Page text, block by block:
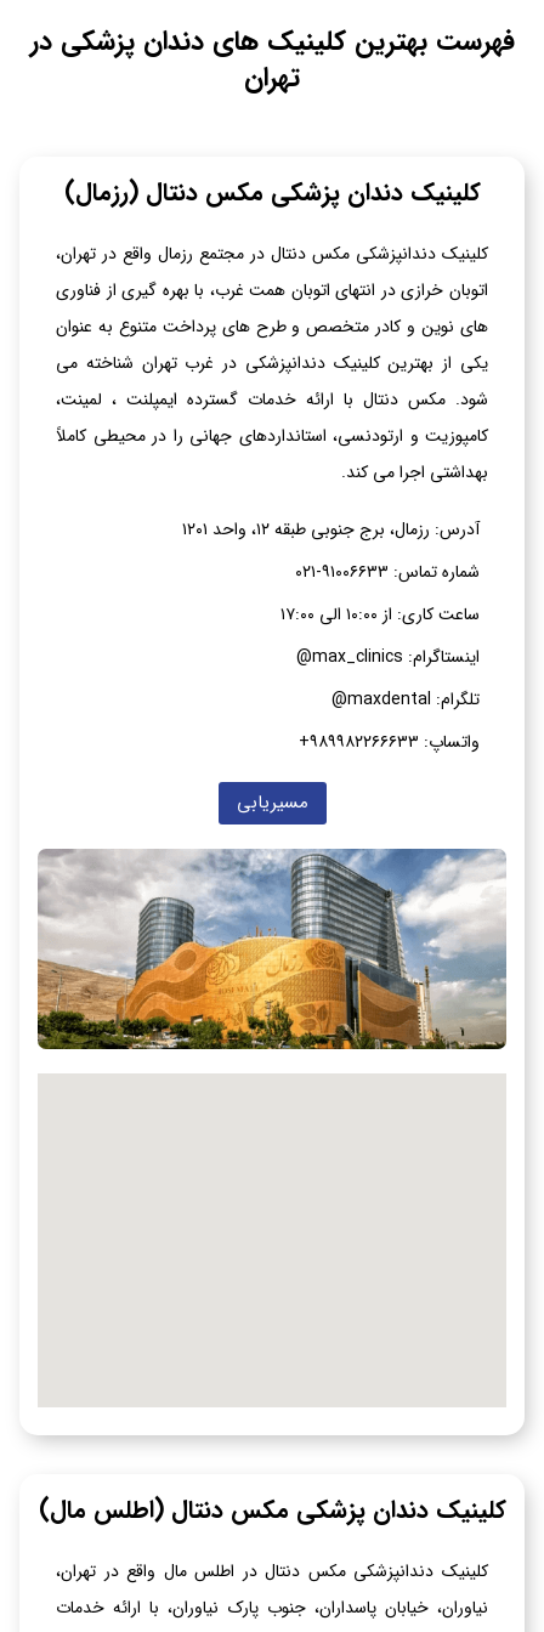
فهرست بهترین کلینیک های دندان پزشکی در
تهران
کلینیک دندان پزشکی مکس دنتال (رزمال)
کلینیک دندانپزشکی مکس دنتال در مجتمع رزمال واقع در تهران،
اتوبان خرازی در انتهای اتوبان همت غرب، با بهره گیری از فناوری
های نوین و کادر متخصص و طرح های پرداخت متنوع به عنوان
یکی از بهترین کلینیک دندانپزشکی در غرب تهران شناخته می
شود. مکس دنتال با ارائه خدمات گسترده ایمپلنت ، لمینت،
کامپوزیت و ارتودنسی، استانداردهای جهانی را در محیطی کاملاً
بهداشتی اجرا می کند.
آدرس: رزمال، برج جنوبی طبقه ۱۲، واحد ۱۲۰۱
شماره تماس: ۹۱۰۰۶۶۳۳-۰۲۱
ساعت کاری: از ۱۰:۰۰ الی ۱۷:۰۰
اینستاگرام: max_clinics@
تلگرام: maxdental@
واتساپ: ۹۸۹۹۸۲۲۶۶۶۳۳+
مسیریابی
کلینیک دندان پزشکی مکس دنتال (اطلس مال)
کلینیک دندانپزشکی مکس دنتال در اطلس مال واقع در تهران،
نیاوران، خیابان پاسداران، جنوب پارک نیاوران، با ارائه خدمات